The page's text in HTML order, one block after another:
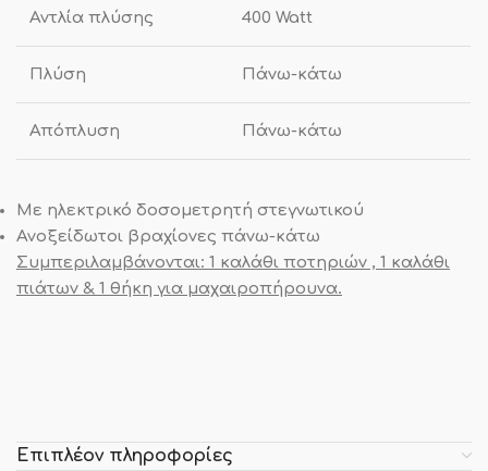
Αντλία πλύσης 400 Watt
Πλύση Πάνω-κάτω
Απόπλυση Πάνω-κάτω
Με ηλεκτρικό δοσομετρητή στεγνωτικού
Ανοξείδωτοι βραχίονες πάνω-κάτω
Συμπεριλαμβάνονται: 1 καλάθι ποτηριών , 1 καλάθι
πιάτων & 1 θήκη για μαχαιροπήρουνα.
Επιπλέον πληροφορίες